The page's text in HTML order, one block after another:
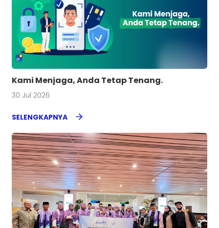
Kami Menjaga, Anda Tetap Tenang.
30 Jul 2026
SELENGKAPNYA